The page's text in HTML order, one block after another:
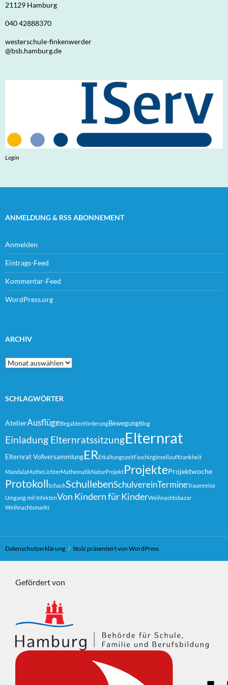
21129 Hamburg
040 42888370
westerschule-finkenwerder
@bsb.hamburg.de
Login
ANMELDUNG & RSS ABONNEMENT
Anmelden
Eintrags-Feed
Kommentar-Feed
WordPress.org
ARCHIV
Archiv
SCHLAGWÖRTER
AtelierAusflügeBegabtenförderungBewegungBlog
Einladung ElternratssitzungElternrat
Elternrat VollversammlungERErkältungszeitFaschingInsellaufKrankheit
MandalaMatheLichterMathematikNaturProjektProjekteProjektwoche
ProtokollSchachSchullebenSchulvereinTermineTraumreise
Umgang mit InfektenVon Kindern für KinderWeihnachtsbazar
Weihnachtsmarkt
Datenschutzerklärung Stolz präsentiert von WordPress
Gefördert von